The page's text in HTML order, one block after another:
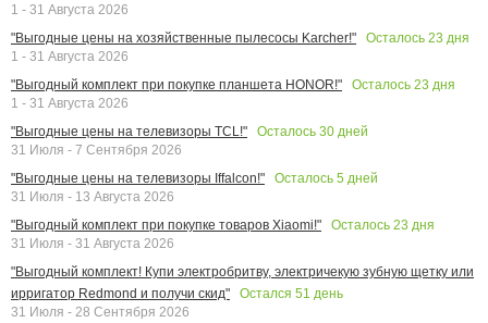
1 - 31 Августа 2026
"Выгодные цены на хозяйственные пылесосы Karcher!"
Осталось 23 дня
1 - 31 Августа 2026
"Выгодный комплект при покупке планшета HONOR!"
Осталось 23 дня
1 - 31 Августа 2026
"Выгодные цены на телевизоры TCL!"
Осталось 30 дней
31 Июля - 7 Сентября 2026
"Выгодные цены на телевизоры Iffalcon!"
Осталось 5 дней
31 Июля - 13 Августа 2026
"Выгодный комплект при покупке товаров Xiaomi!"
Осталось 23 дня
31 Июля - 31 Августа 2026
"Выгодный комплект! Купи электробритву, электричекую зубную щетку или
ирригатор Redmond и получи скид"
Остался 51 день
31 Июля - 28 Сентября 2026